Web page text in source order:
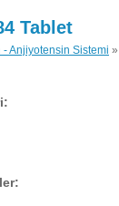
Tablet
- Anjiyotensin Sistemi »